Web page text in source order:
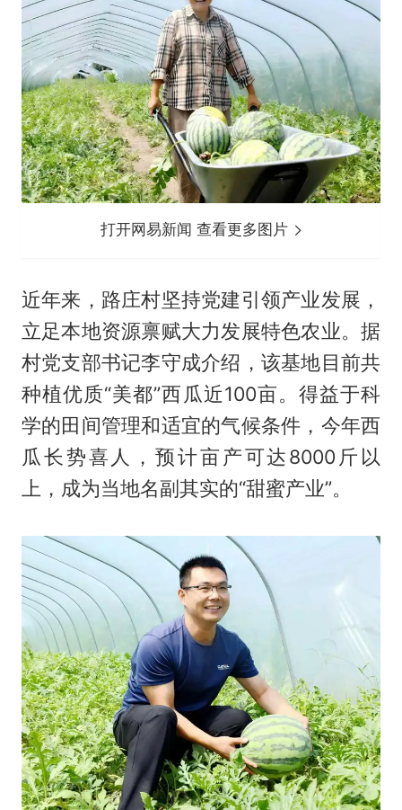
打开网易新闻 查看更多图片
近年来，路庄村坚持党建引领产业发展，
立足本地资源禀赋大力发展特色农业。据
村党支部书记李守成介绍，该基地目前共
种植优质“美都”西瓜近100亩。得益于科
学的田间管理和适宜的气候条件，今年西
瓜长势喜人，预计亩产可达8000斤以
上，成为当地名副其实的“甜蜜产业”。